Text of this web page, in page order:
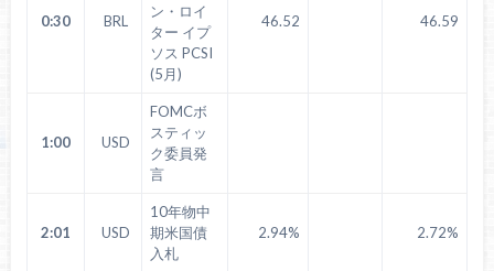
0:30 BRL
ン・ロイ
ター イプ
ソス PCSI
(5月)
46.52 46.59
1:00 USD
FOMCボ
スティッ
ク委員発
言
2:01 USD
10年物中
期米国債
入札
2.94% 2.72%